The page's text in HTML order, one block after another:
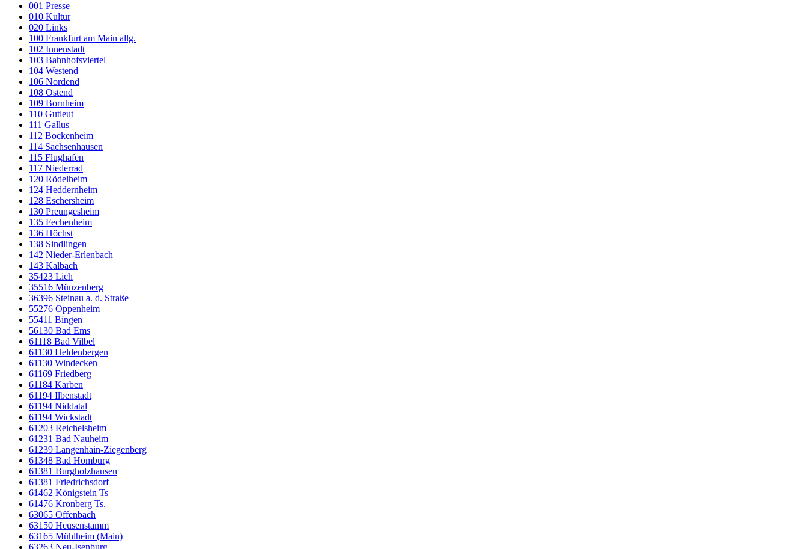
001 Presse
010 Kultur
020 Links
100 Frankfurt am Main allg.
102 Innenstadt
103 Bahnhofsviertel
104 Westend
106 Nordend
108 Ostend
109 Bornheim
110 Gutleut
111 Gallus
112 Bockenheim
114 Sachsenhausen
115 Flughafen
117 Niederrad
120 Rödelheim
124 Heddernheim
128 Eschersheim
130 Preungesheim
135 Fechenheim
136 Höchst
138 Sindlingen
142 Nieder-Erlenbach
143 Kalbach
35423 Lich
35516 Münzenberg
36396 Steinau a. d. Straße
55276 Oppenheim
55411 Bingen
56130 Bad Ems
61118 Bad Vilbel
61130 Heldenbergen
61130 Windecken
61169 Friedberg
61184 Karben
61194 Ilbenstadt
61194 Niddatal
61194 Wickstadt
61203 Reichelsheim
61231 Bad Nauheim
61239 Langenhain-Ziegenberg
61348 Bad Homburg
61381 Burgholzhausen
61381 Friedrichsdorf
61462 Königstein Ts
61476 Kronberg Ts.
63065 Offenbach
63150 Heusenstamm
63165 Mühlheim (Main)